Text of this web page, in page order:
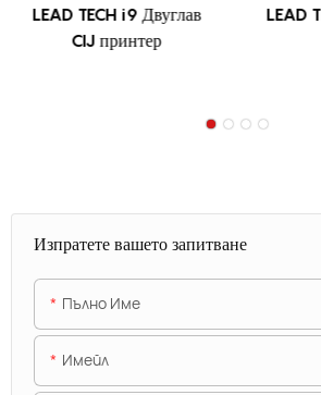
LEAD TECH i9 Двуглав
CIJ принтер
LEAD
Изпратете вашето запитване
Пълно Име
Имейл